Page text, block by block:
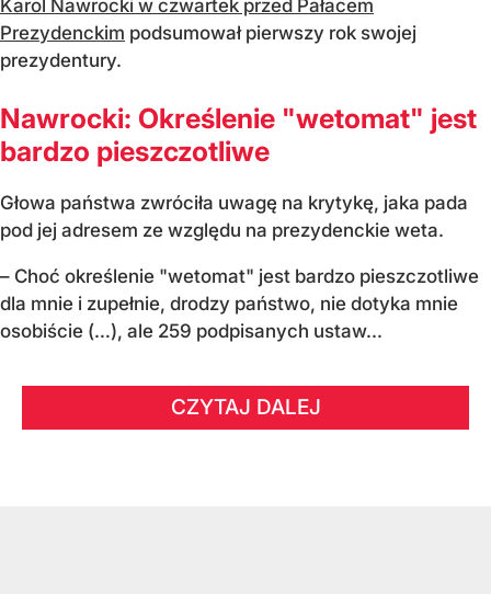
Karol Nawrocki w czwartek przed Pałacem
Prezydenckim podsumował pierwszy rok swojej
prezydentury.
Nawrocki: Określenie "wetomat" jest
bardzo pieszczotliwe
Głowa państwa zwróciła uwagę na krytykę, jaka pada
pod jej adresem ze względu na prezydenckie weta.
– Choć określenie "wetomat" jest bardzo pieszczotliwe
dla mnie i zupełnie, drodzy państwo, nie dotyka mnie
osobiście (…), ale 259 podpisanych ustaw...
CZYTAJ DALEJ